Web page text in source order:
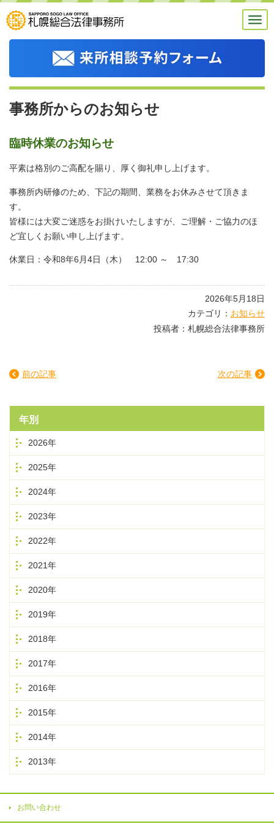
事務所からのお知らせ
臨時休業のお知らせ
平素は格別のご高配を賜り、厚く御礼申し上げます。
事務所内研修のため、下記の期間、業務をお休みさせて頂きま
す。
皆様には大変ご迷惑をお掛けいたしますが、ご理解・ご協力のほ
ど宜しくお願い申し上げます。
休業日：令和8年6月4日（木） 12:00 ～ 17:30
2026年5月18日
カテゴリ： お知らせ
投稿者：札幌総合法律事務所
前の記事 次の記事
年別
2026年
2025年
2024年
2023年
2022年
2021年
2020年
2019年
2018年
2017年
2016年
2015年
2014年
2013年
お問い合わせ